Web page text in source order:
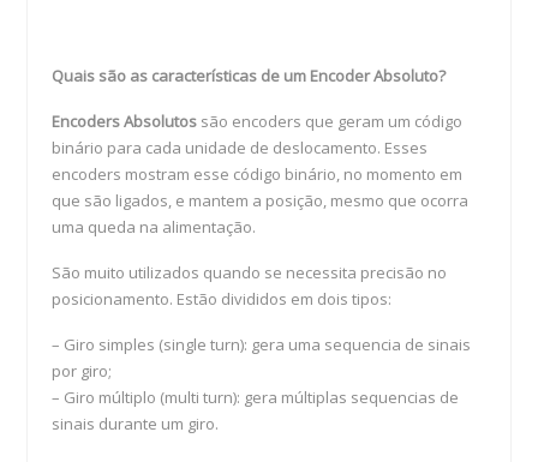
Quais são as características de um Encoder Absoluto?
Encoders Absolutos são encoders que geram um código
binário para cada unidade de deslocamento. Esses
encoders mostram esse código binário, no momento em
que são ligados, e mantem a posição, mesmo que ocorra
uma queda na alimentação.
São muito utilizados quando se necessita precisão no
posicionamento. Estão divididos em dois tipos:
– Giro simples (single turn): gera uma sequencia de sinais
por giro;
– Giro múltiplo (multi turn): gera múltiplas sequencias de
sinais durante um giro.